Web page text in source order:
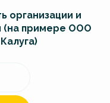
организации и
(на примере ООО